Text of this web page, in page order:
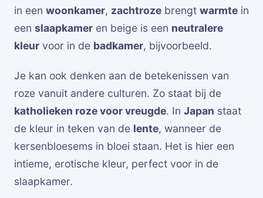
in een woonkamer, zachtroze brengt warmte in
een slaapkamer en beige is een neutralere
kleur voor in de badkamer, bijvoorbeeld.
Je kan ook denken aan de betekenissen van
roze vanuit andere culturen. Zo staat bij de
katholieken roze voor vreugde. In Japan staat
de kleur in teken van de lente, wanneer de
kersenbloesems in bloei staan. Het is hier een
intieme, erotische kleur, perfect voor in de
slaapkamer.